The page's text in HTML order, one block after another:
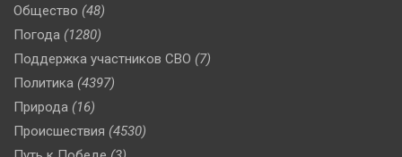
Общество (48)
Погода (1280)
Поддержка участников СВО (7)
Политика (4397)
Природа (16)
Происшествия (4530)